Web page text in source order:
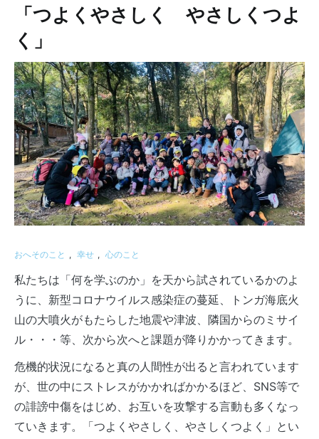
「つよくやさしく やさしくつよ
く」
おへそのこと , 幸せ , 心のこと
私たちは「何を学ぶのか」を天から試されているかのよ
うに、新型コロナウイルス感染症の蔓延、トンガ海底火
山の大噴火がもたらした地震や津波、隣国からのミサイ
ル・・・等、次から次へと課題が降りかかってきます。
危機的状況になると真の人間性が出ると言われています
が、世の中にストレスがかかればかかるほど、SNS等で
の誹謗中傷をはじめ、お互いを攻撃する言動も多くなっ
ていきます。「つよくやさしく、やさしくつよく」とい